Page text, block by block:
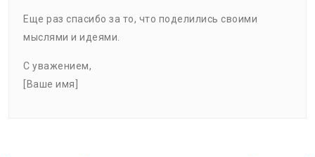
Еще раз спасибо за то, что поделились своими
мыслями и идеями.
С уважением,
[Ваше имя]